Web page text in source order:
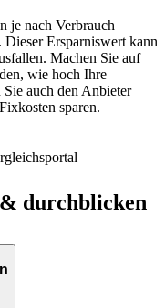
je nach Verbrauch
Dieser Ersparniswert kann
Machen Sie auf
wie hoch Ihre
auch den Anbieter
sparen.
durchblicken